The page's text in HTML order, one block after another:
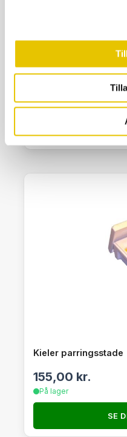
Omlarvenål Metal
På lager
Kieler parringsstade
155,00 kr.
På lager
SE